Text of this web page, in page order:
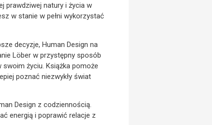
prawdziwej natury i życia w
w stanie w pełni wykorzystać
decyzje, Human Design na
Löber w przystępny sposób
życiu. Książka pomoże
poznać niezwykły świat
Design z codziennością.
energią i poprawić relacje z